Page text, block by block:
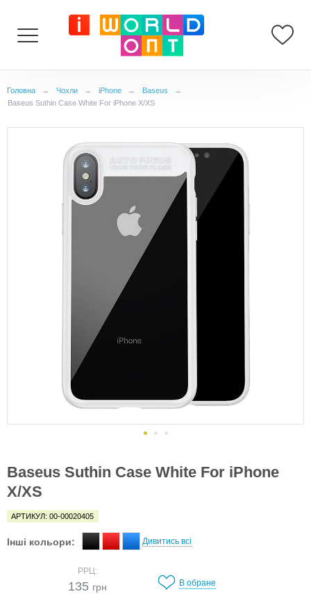
Головна → Чохли → iPhone → Baseus
→
Baseus Suthin Case White For iPhone X/XS
Baseus Suthin Case White For iPhone
X/XS
АРТИКУЛ: 00-00020405
Інші кольори: Дивитись всі
РРЦ:
135 грн В обране